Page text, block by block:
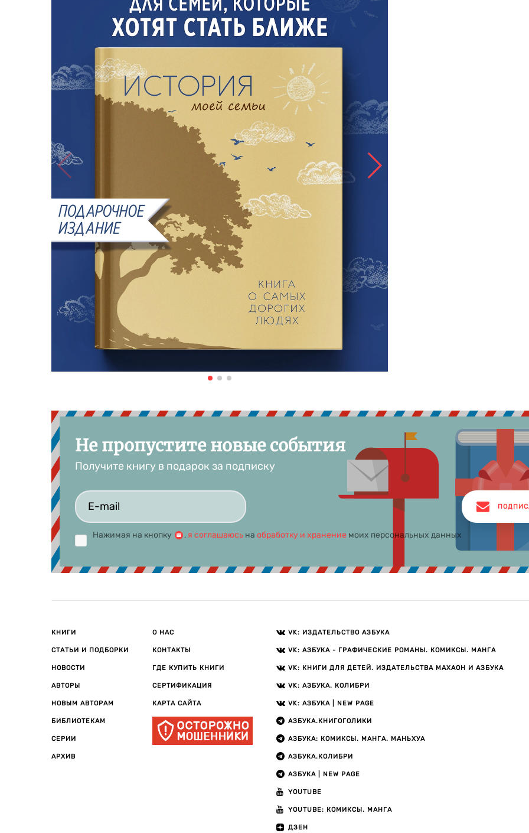
Не пропустите новые события
Получите книгу в подарок за подписку
Нажимая на кнопку , я соглашаюсь на обработку и хранение моих персональных данных
КНИГИ
СТАТЬИ И ПОДБОРКИ
НОВОСТИ
АВТОРЫ
НОВЫМ АВТОРАМ
БИБЛИОТЕКАМ
СЕРИИ
АРХИВ
О НАС
КОНТАКТЫ
ГДЕ КУПИТЬ КНИГИ
СЕРТИФИКАЦИЯ
КАРТА САЙТА
VK: ИЗДАТЕЛЬСТВО АЗБУКА
VK: АЗБУКА - ГРАФИЧЕСКИЕ РОМАНЫ. КОМИКСЫ. МАНГА
VK: КНИГИ ДЛЯ ДЕТЕЙ. ИЗДАТЕЛЬСТВА МАХАОН И АЗБУКА
VK: АЗБУКА. КОЛИБРИ
VK: АЗБУКА | NEW PAGE
АЗБУКА.КНИГОГОЛИКИ
АЗБУКА: КОМИКСЫ. МАНГА. МАНЬХУА
АЗБУКА.КОЛИБРИ
АЗБУКА | NEW PAGE
YOUTUBE
YOUTUBE: КОМИКСЫ. МАНГА
ДЗЕН